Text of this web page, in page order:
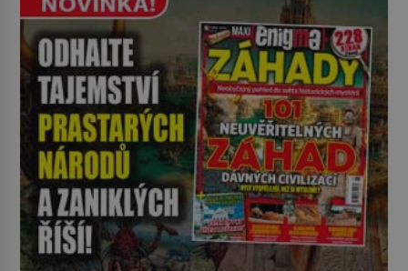
Konerak Sinthasomphone. Když ho
zastaví policejní hlídka, ochable jí
nadiktuje adresu „jeho kamaráda“.
Strážníci ho dopraví zpět do
udaného bytu. Oním „kamarádem“
je ovšem jeden z nejslavnějších
vrahů, Jeffrey Dahmer (1960–1994).
Je 27. května 1991. […]